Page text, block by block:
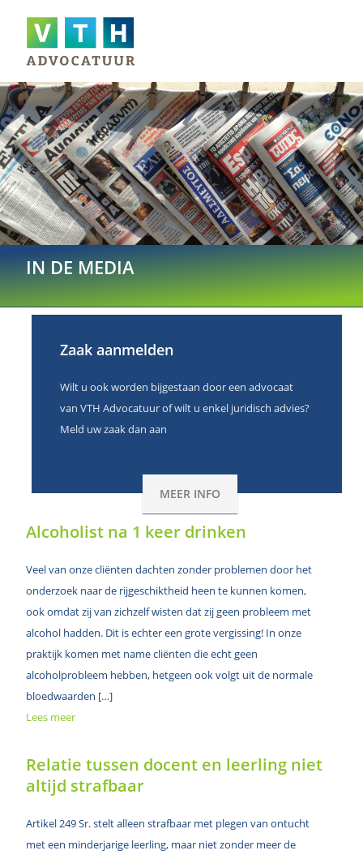
IN DE MEDIA
Zaak aanmelden
Wilt u ook worden bijgestaan door een advocaat
van VTH Advocatuur of wilt u enkel juridisch advies?
Meld uw zaak dan aan
MEER INFO
Alcoholist na 1 keer drinken
Veel van onze cliënten dachten zonder problemen door het
onderzoek naar de rijgeschiktheid heen te kunnen komen,
ook omdat zij van zichzelf wisten dat zij geen probleem met
alcohol hadden. Dit is echter een grote vergissing! In onze
praktijk komen met name cliënten die echt geen
alcoholprobleem hebben, hetgeen ook volgt uit de normale
bloedwaarden […]
Lees meer
Relatie tussen docent en leerling niet
altijd strafbaar
Artikel 249 Sr. stelt alleen strafbaar met plegen van ontucht
met een minderjarige leerling, maar niet zonder meer de